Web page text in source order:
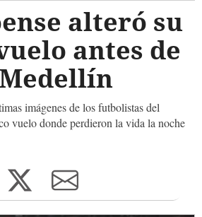
alteró su
antes de
imágenes de los futbolistas del
vuelo donde perdieron la vida la noche